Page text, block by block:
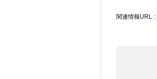
関連情報URL :